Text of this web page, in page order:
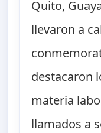
Quito,
llevaron a
destacaron
materia
llamados a